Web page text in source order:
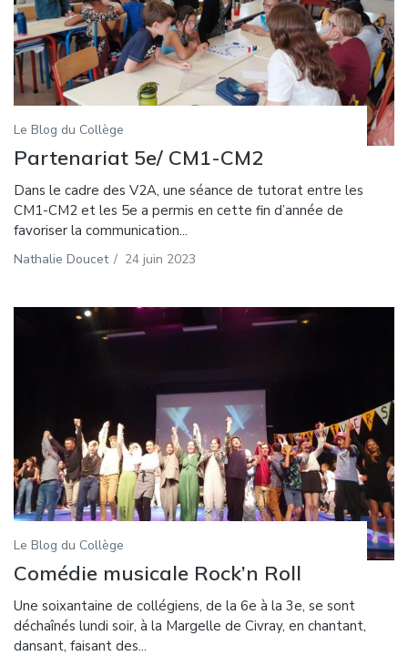
Le Blog du Collège
Partenariat 5e/ CM1-CM2
Dans le cadre des V2A, une séance de tutorat entre les
CM1-CM2 et les 5e a permis en cette fin d’année de
favoriser la communication...
Nathalie Doucet / 24 juin 2023
Le Blog du Collège
Comédie musicale Rock’n Roll
Une soixantaine de collégiens, de la 6e à la 3e, se sont
déchaînés lundi soir, à la Margelle de Civray, en chantant,
dansant, faisant des...